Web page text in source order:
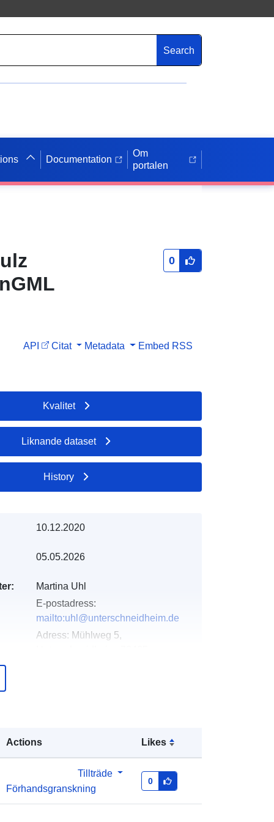
Search
Documentation
Om
portalen
0
API Citat Metadata Embed RSS
Actions Likes
Tillträde
Förhandsgranskning
0
Kvalitet
Liknande dataset
History
10.12.2020
05.05.2026
Martina Uhl
E-postadress:
mailto:uhl@unterschneidheim.de
Adress: Mühlweg 5,
February 2026
Uppdaterad på data.europa.eu: 01
August 2026
Koordinater: [ [ 10.3739049,